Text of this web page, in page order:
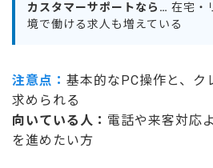
カスタマーサポートなら… 在宅・
境で働ける求人も増えている
注意点： 基本的なPC操作と、ク
求められる
向いている人： 電話や来客対応
を進めたい方